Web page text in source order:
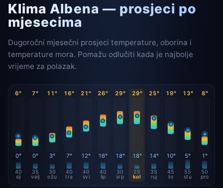
Klima Albena — prosjeci po
mjesecima
Dugoročni mjesečni prosjeci temperature, oborina i
temperature mora. Pomažu odlučiti kada je najbolje
vrijeme za polazak.
6°
0°
40
sij
7°
0°
35
velj
11°
3°
30
ožu
16°
7°
40
tra
21°
12°
40
svi
26°
16°
40
lip
29°
18°
30
srp
29°
18°
25
kol
25°
14°
35
ruj
19°
10°
45
lis
13°
5°
55
stu
8°
1°
50
pro